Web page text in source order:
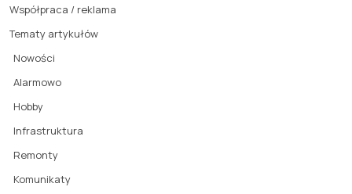
Współpraca / reklama
Tematy artykułów
Nowości
Alarmowo
Hobby
Infrastruktura
Remonty
Komunikaty